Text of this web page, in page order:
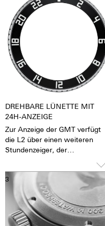
DREHBARE LÜNETTE MIT
24H-ANZEIGE
Zur Anzeige der GMT verfügt
die L2 über einen weiteren
Stundenzeiger, der
der 12-Stunden-Zeiger. Im
Gegensatz zum Stundenzeiger
umrundet der GMT-Zeiger das
Zifferblatt ein Mal innerhalb von
24 Stunden, also nur halb so
schnell, so kann man also
3